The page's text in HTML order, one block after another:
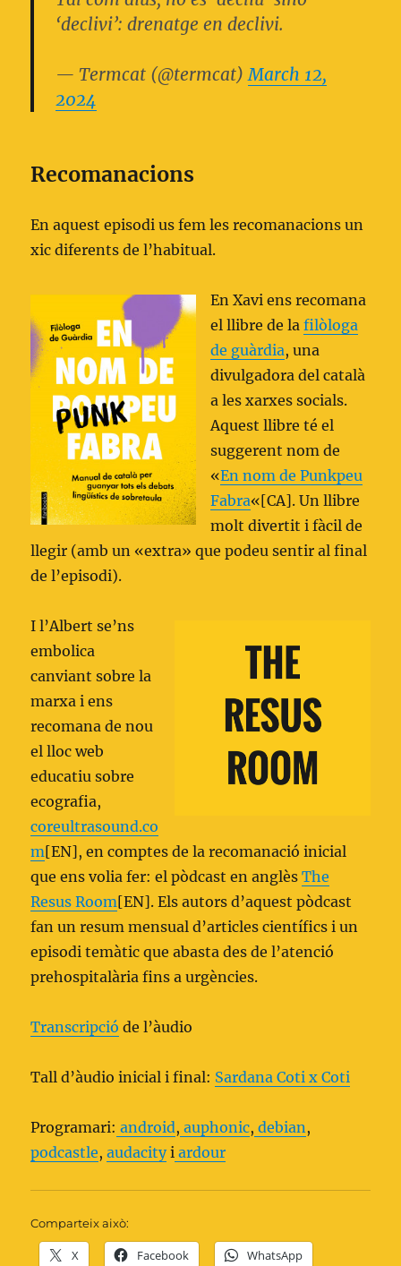
‘declivi’: drenatge en declivi.
— Termcat (@termcat)March 12,
2024
Recomanacions
En aquest episodi us fem les recomanacions un
xic diferents de l’habitual.
En Xavi ens recomana
el llibre de lafilòloga
de guàrdia, una
divulgadora del català
a les xarxes socials.
Aquest llibre té el
suggerent nom de
«En nom de Punkpeu
Fabra«[CA]. Un llibre
molt divertit i fàcil de
llegir (amb un «extra» que podeu sentir al final
de l’episodi).
I l’Albert se’ns
embolica
canviant sobre la
marxa i ens
recomana de nou
el lloc web
educatiu sobre
ecografia,
coreultrasound.co
m[EN], en comptes de la recomanació inicial
que ens volia fer: el pòdcast en anglèsThe
Resus Room[EN]. Els autors d’aquest pòdcast
fan un resum mensual d’articles científics i un
episodi temàtic que abasta des de l’atenció
prehospitalària fins a urgències.
Transcripció de l’àudio
Tall d’àudio inicial i final: Sardana Coti x Coti
Programari: android, auphonic, debian,
podcastle,audacityi ardour
Comparteix això:
X Facebook WhatsApp